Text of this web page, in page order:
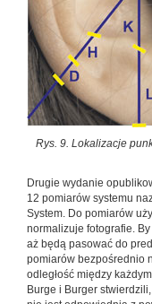
Rys. 9. Lokalizacje
Drugie wydanie
12 pomiarów systemu
System. Do pomiarów
normalizuje fotografie.
aż będą pasować do
pomiarów bezpośrednio
odległość między
Burge i Burger